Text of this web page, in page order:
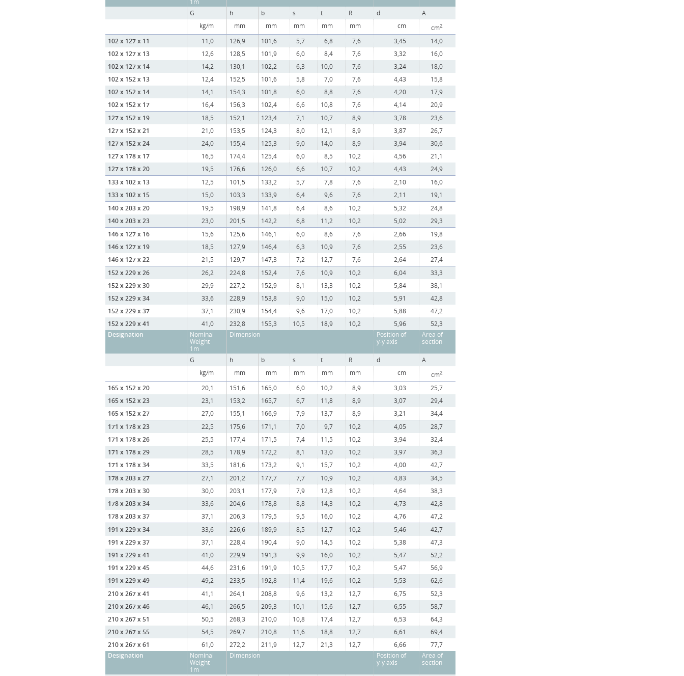
1m
G h b s t R d
A
kg/m
mm mm mm mm mm cm cm2
102 x 127 x 11 11,0 126,9 101,6 5,7 6,8 7,6 3,45
14,0
102 x 127 x 13
12,6 128,5 101,9 6,0 8,4 7,6 3,32
16,0
102 x 127 x 14
14,2 130,1 102,2 6,3 10,0 7,6 3,24
18,0
102 x 152 x 13
12,4 152,5 101,6 5,8 7,0 7,6 4,43
15,8
102 x 152 x 14
14,1 154,3 101,8 6,0 8,8 7,6 4,20
17,9
102 x 152 x 17
16,4 156,3 102,4 6,6 10,8 7,6 4,14
20,9
127 x 152 x 19
18,5 152,1 123,4 7,1 10,7 8,9 3,78
23,6
127 x 152 x 21
21,0 153,5 124,3 8,0 12,1 8,9 3,87
26,7
127 x 152 x 24
24,0 155,4 125,3 9,0 14,0 8,9 3,94
30,6
127 x 178 x 17
16,5 174,4 125,4 6,0 8,5 10,2 4,56
21,1
127 x 178 x 20
19,5 176,6 126,0 6,6 10,7 10,2 4,43
24,9
133 x 102 x 13
12,5 101,5 133,2 5,7 7,8 7,6 2,10
16,0
133 x 102 x 15
15,0 103,3 133,9 6,4 9,6 7,6 2,11
19,1
140 x 203 x 20
19,5 198,9 141,8 6,4 8,6 10,2 5,32
24,8
140 x 203 x 23
23,0 201,5 142,2 6,8 11,2 10,2 5,02
29,3
146 x 127 x 16
15,6 125,6 146,1 6,0 8,6 7,6 2,66
19,8
146 x 127 x 19
18,5 127,9 146,4 6,3 10,9 7,6 2,55
23,6
146 x 127 x 22
21,5 129,7 147,3 7,2 12,7 7,6 2,64
27,4
152 x 229 x 26
26,2 224,8 152,4 7,6 10,9 10,2 6,04
33,3
152 x 229 x 30
29,9 227,2 152,9 8,1 13,3 10,2 5,84
38,1
152 x 229 x 34
33,6 228,9 153,8 9,0 15,0 10,2 5,91
42,8
152 x 229 x 37
37,1 230,9 154,4 9,6 17,0 10,2 5,88
47,2
152 x 229 x 41
41,0 232,8 155,3 10,5 18,9 10,2 5,96
52,3
Designation
Nominal
Weight
1m
Dimension
Position of
y-y axis
Area of
section
G h b s t R d
A
kg/m
mm mm mm mm mm cm cm2
165 x 152 x 20 20,1 151,6 165,0 6,0 10,2 8,9 3,03
25,7
165 x 152 x 23
23,1 153,2 165,7 6,7 11,8 8,9 3,07
29,4
165 x 152 x 27
27,0 155,1 166,9 7,9 13,7 8,9 3,21
34,4
171 x 178 x 23
22,5 175,6 171,1 7,0 9,7 10,2 4,05
28,7
171 x 178 x 26
25,5 177,4 171,5 7,4 11,5 10,2 3,94
32,4
171 x 178 x 29
28,5 178,9 172,2 8,1 13,0 10,2 3,97
36,3
171 x 178 x 34
33,5 181,6 173,2 9,1 15,7 10,2 4,00
42,7
178 x 203 x 27
27,1 201,2 177,7 7,7 10,9 10,2 4,83
34,5
178 x 203 x 30
30,0 203,1 177,9 7,9 12,8 10,2 4,64
38,3
178 x 203 x 34
33,6 204,6 178,8 8,8 14,3 10,2 4,73
42,8
178 x 203 x 37
37,1 206,3 179,5 9,5 16,0 10,2 4,76
47,2
191 x 229 x 34
33,6 226,6 189,9 8,5 12,7 10,2 5,46
42,7
191 x 229 x 37
37,1 228,4 190,4 9,0 14,5 10,2 5,38
47,3
191 x 229 x 41
41,0 229,9 191,3 9,9 16,0 10,2 5,47
52,2
191 x 229 x 45
44,6 231,6 191,9 10,5 17,7 10,2 5,47
56,9
191 x 229 x 49
49,2 233,5 192,8 11,4 19,6 10,2 5,53
62,6
210 x 267 x 41
41,1 264,1 208,8 9,6 13,2 12,7 6,75
52,3
210 x 267 x 46
46,1 266,5 209,3 10,1 15,6 12,7 6,55
58,7
210 x 267 x 51
50,5 268,3 210,0 10,8 17,4 12,7 6,53
64,3
210 x 267 x 55
54,5 269,7 210,8 11,6 18,8 12,7 6,61
69,4
210 x 267 x 61
61,0 272,2 211,9 12,7 21,3 12,7 6,66
77,7
Designation
Nominal
Weight
1m
Dimension
Position of
y-y axis
Area of
section